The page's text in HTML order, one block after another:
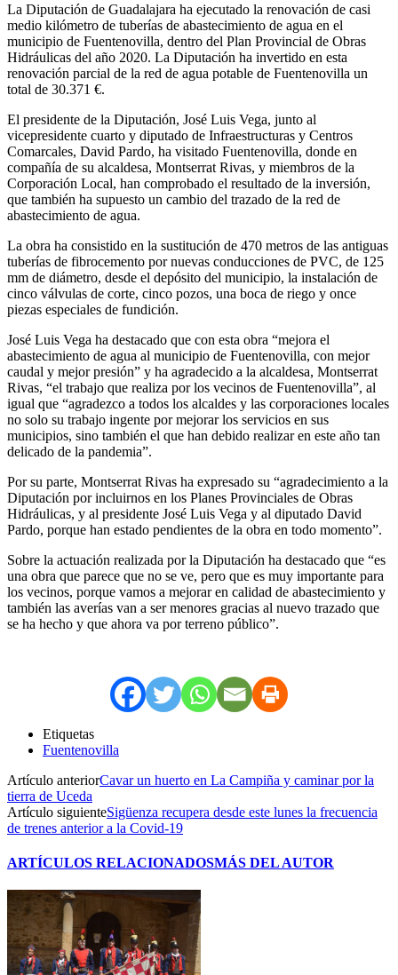
La Diputación de Guadalajara ha ejecutado la renovación de casi
medio kilómetro de tuberías de abastecimiento de agua en el
municipio de Fuentenovilla, dentro del Plan Provincial de Obras
Hidráulicas del año 2020. La Diputación ha invertido en esta
renovación parcial de la red de agua potable de Fuentenovilla un
total de 30.371 €.
El presidente de la Diputación, José Luis Vega, junto al
vicepresidente cuarto y diputado de Infraestructuras y Centros
Comarcales, David Pardo, ha visitado Fuentenovilla, donde en
compañía de su alcaldesa, Montserrat Rivas, y miembros de la
Corporación Local, han comprobado el resultado de la inversión,
que también ha supuesto un cambio del trazado de la red de
abastecimiento de agua.
La obra ha consistido en la sustitución de 470 metros de las antiguas
tuberías de fibrocemento por nuevas conducciones de PVC, de 125
mm de diámetro, desde el depósito del municipio, la instalación de
cinco válvulas de corte, cinco pozos, una boca de riego y once
piezas especiales de fundición.
José Luis Vega ha destacado que con esta obra “mejora el
abastecimiento de agua al municipio de Fuentenovilla, con mejor
caudal y mejor presión” y ha agradecido a la alcaldesa, Montserrat
Rivas, “el trabajo que realiza por los vecinos de Fuentenovilla”, al
igual que “agradezco a todos los alcaldes y las corporaciones locales
no solo su trabajo ingente por mejorar los servicios en sus
municipios, sino también el que han debido realizar en este año tan
delicado de la pandemia”.
Por su parte, Montserrat Rivas ha expresado su “agradecimiento a la
Diputación por incluirnos en los Planes Provinciales de Obras
Hidráulicas, y al presidente José Luis Vega y al diputado David
Pardo, porque han estado pendientes de la obra en todo momento”.
Sobre la actuación realizada por la Diputación ha destacado que “es
una obra que parece que no se ve, pero que es muy importante para
los vecinos, porque vamos a mejorar en calidad de abastecimiento y
también las averías van a ser menores gracias al nuevo trazado que
se ha hecho y que ahora va por terreno público”.
Etiquetas
Fuentenovilla
Artículo anteriorCavar un huerto en La Campiña y caminar por la
tierra de Uceda
Artículo siguienteSigüenza recupera desde este lunes la frecuencia
de trenes anterior a la Covid-19
ARTÍCULOS RELACIONADOSMÁS DEL AUTOR